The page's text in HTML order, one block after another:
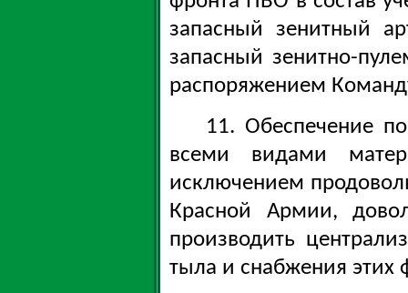
запасный зенитный
запасный зенитно-
распоряжением
11. Обеспечение
всеми видами
исключением
Красной Армии,
производить
тыла и снабжения этих